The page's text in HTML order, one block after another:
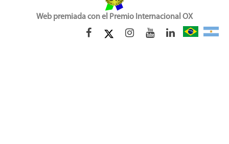
Web premiada con el Premio Internacional OX